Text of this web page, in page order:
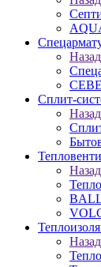
Назад
Сплит-
Назад
Назад
Назад